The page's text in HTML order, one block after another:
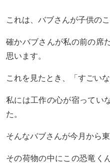
これは、バブさんが子供の
確かバブさんが私の前の席
思います。
これを見たとき、「すごい
私には工作の心が宿ってい
た。
そんなバブさんが今月から
その荷物の中にこの恐竜く